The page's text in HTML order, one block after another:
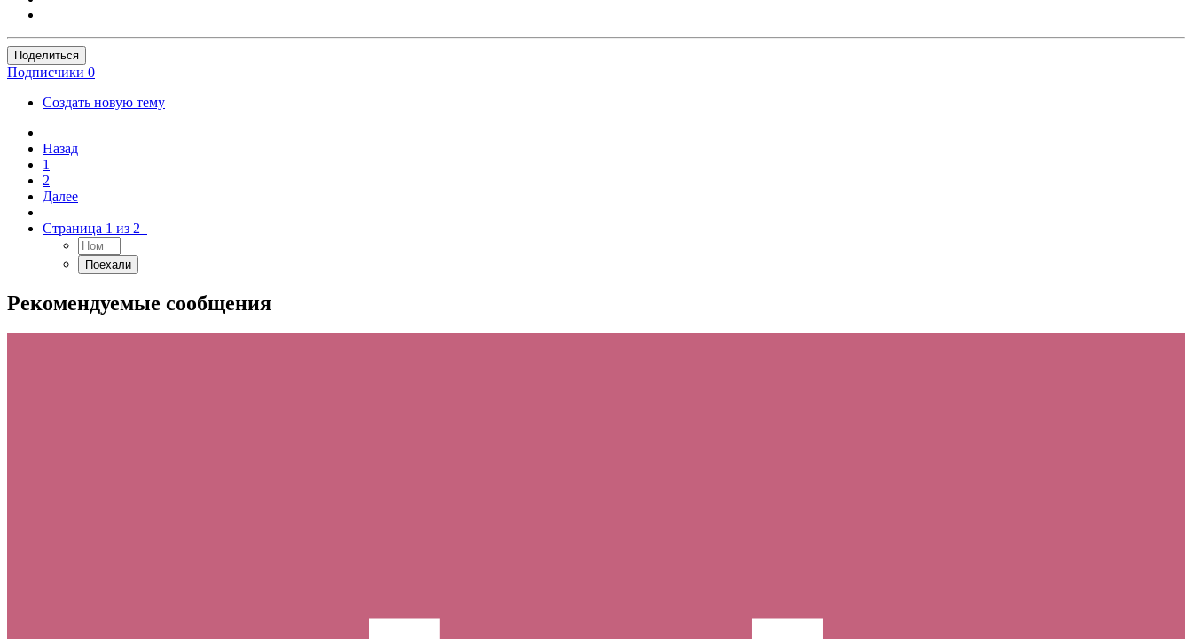
Поделиться
Подписчики 0
Создать новую тему
Назад
1
2
Далее
Страница 1 из 2
Рекомендуемые сообщения